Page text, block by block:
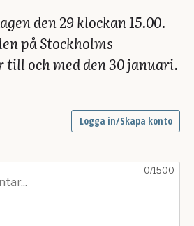
den 29 klockan 15.00.
på Stockholms
och med den 30 januari.